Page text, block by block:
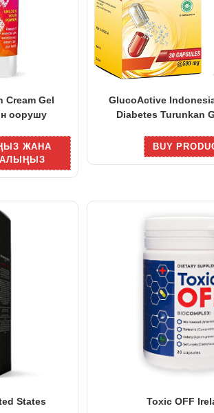
Cream Gel
оорушу
ЖАНА
АЛЫҢЫЗ
GlucoActive
Diabetes Turunkan
BUY
States Toxic OFF